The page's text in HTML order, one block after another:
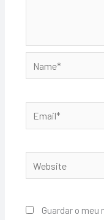
Guardar o